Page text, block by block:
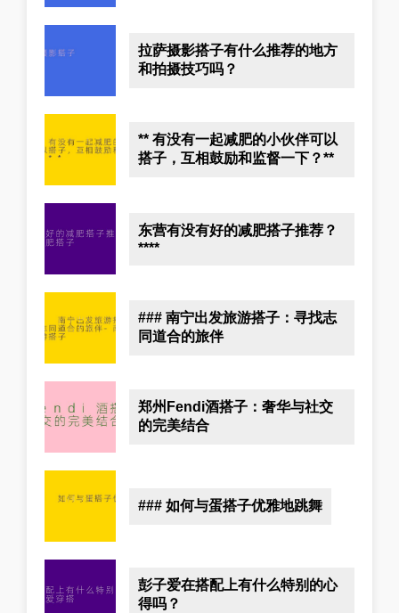
拉萨摄影搭子有什么推荐的地方
和拍摄技巧吗？
** 有没有一起减肥的小伙伴可以
搭子，互相鼓励和监督一下？**
东营有没有好的减肥搭子推荐？
****
### 南宁出发旅游搭子：寻找志
同道合的旅伴
郑州Fendi酒搭子：奢华与社交
的完美结合
### 如何与蛋搭子优雅地跳舞
彭子爱在搭配上有什么特别的心
得吗？